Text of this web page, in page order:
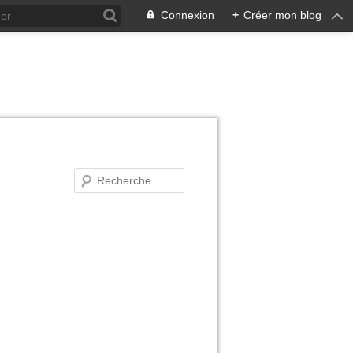
Connexion + Créer mon blog